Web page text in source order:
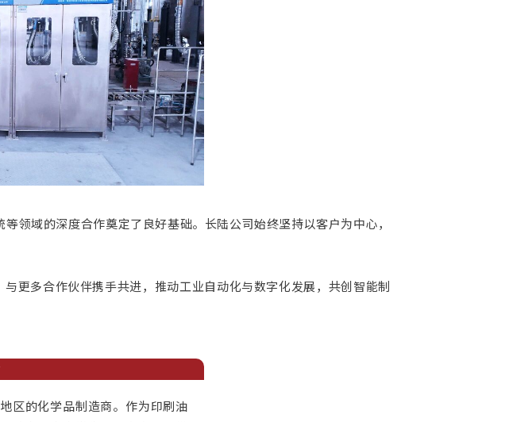
领域的深度合作奠定了良好基础。长陆公司始终坚持以客户为中心，
更多合作伙伴携手共进，推动工业自动化与数字化发展，共创智能制
区的化学品制造商。作为印刷油